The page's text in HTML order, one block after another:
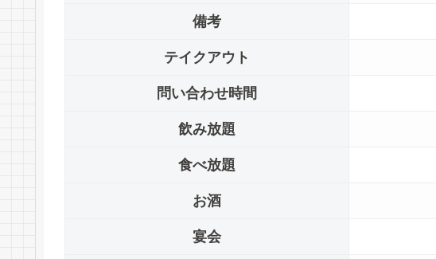
備考
テイクアウト
問い合わせ時間
飲み放題
食べ放題
お酒
宴会